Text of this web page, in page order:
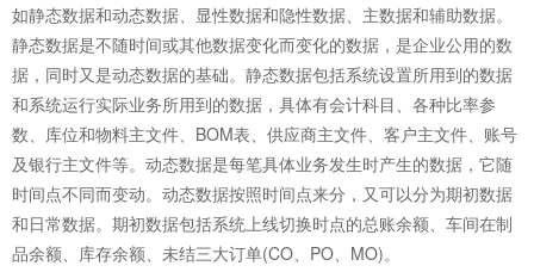
如静态数据和动态数据、显性数据和隐性数据、主数据和辅助数据。
静态数据是不随时间或其他数据变化而变化的数据，是企业公用的数
据，同时又是动态数据的基础。静态数据包括系统设置所用到的数据
和系统运行实际业务所用到的数据，具体有会计科目、各种比率参
数、库位和物料主文件、BOM表、供应商主文件、客户主文件、账号
及银行主文件等。动态数据是每笔具体业务发生时产生的数据，它随
时间点不同而变动。动态数据按照时间点来分，又可以分为期初数据
和日常数据。期初数据包括系统上线切换时点的总账余额、车间在制
品余额、库存余额、未结三大订单(CO、PO、MO)。